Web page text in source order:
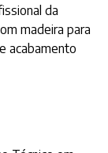
da
madeira para
acabamento